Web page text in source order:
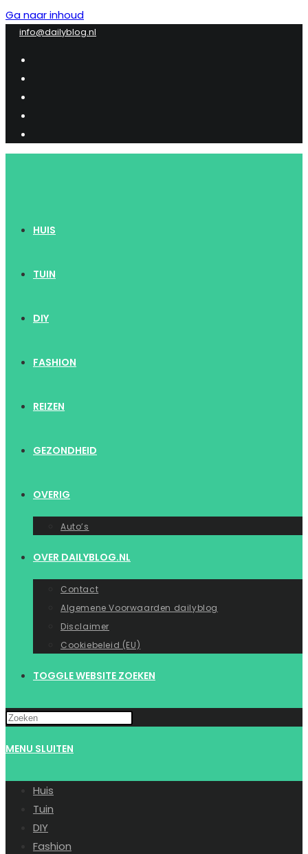
Ga naar inhoud
info@dailyblog.nl
HUIS
TUIN
DIY
FASHION
REIZEN
GEZONDHEID
OVERIG
Auto’s
OVER DAILYBLOG.NL
Contact
Algemene Voorwaarden dailyblog
Disclaimer
Cookiebeleid (EU)
TOGGLE WEBSITE ZOEKEN
MENU SLUITEN
Huis
Tuin
DIY
Fashion